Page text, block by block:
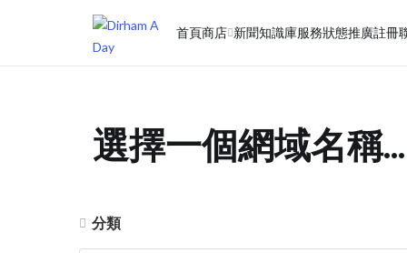
首頁商店 新聞知識庫服務狀態推廣註冊
選擇一個網域名稱...
分類